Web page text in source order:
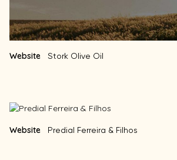
Website Stork Olive Oil
Website Predial Ferreira & Filhos